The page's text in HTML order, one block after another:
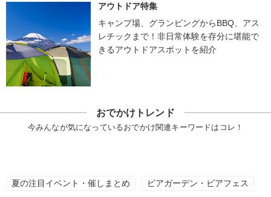
アウトドア特集
キャンプ場、グランピングからBBQ、アス
レチックまで！非日常体験を存分に堪能で
きるアウトドアスポットを紹介
おでかけトレンド
今みんなが気になっているおでかけ関連キーワードはコレ！
夏の注目イベント・催しまとめ ビアガーデン・ビアフェス